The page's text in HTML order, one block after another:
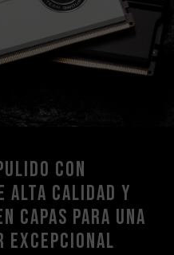
con
alta calidad y
capas para una
excepcional